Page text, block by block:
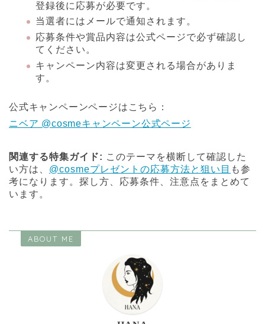
登録後に応募が必要です。
当選者にはメールで通知されます。
応募条件や賞品内容は公式ページで必ず確認し
てください。
キャンペーン内容は変更される場合がありま
す。
公式キャンペーンページはこちら：
ニベア @cosmeキャンペーン公式ページ
関連する特集ガイド: このテーマを横断して確認した
い方は、 @cosmeプレゼントの応募方法と狙い目 も参
考になります。探し方、応募条件、注意点をまとめて
います。
ABOUT ME